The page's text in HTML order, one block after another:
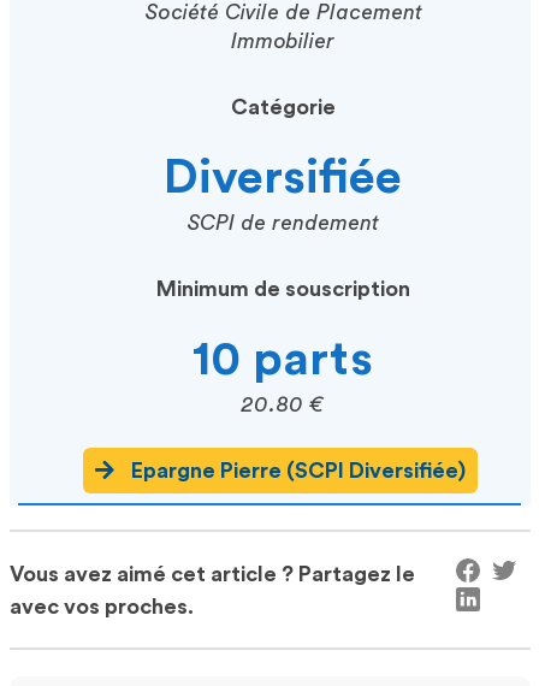
Société Civile de Placement
Immobilier
Catégorie
Diversifiée
SCPI de rendement
Minimum de souscription
10 parts
20.80 €
Epargne Pierre (SCPI Diversifiée)
Vous avez aimé cet article ? Partagez le
avec vos proches.